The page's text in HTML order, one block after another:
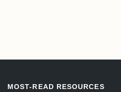
MOST-READ RESOURCES